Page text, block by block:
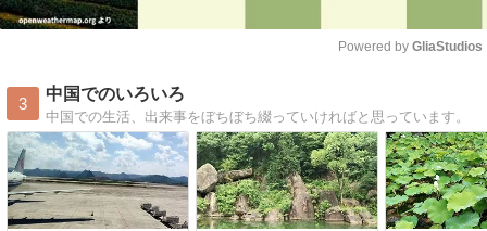
Powered by GliaStudios
3
中国でのいろいろ
中国での生活、出来事をぼちぼち綴っていければと思っています。